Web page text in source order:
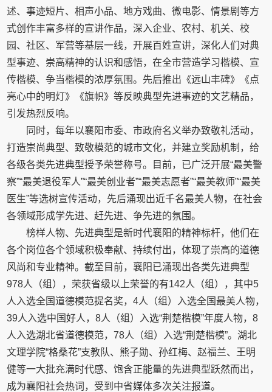
述、事迹短片、相声小品、地方戏曲、微电影、情景剧等方
式创作丰富多样的宣讲作品，深入企业、农村、机关、校
园、社区、军营等基层一线，开展百姓宣讲，深化人们对典
型事迹、崇高精神的认识和感悟，在全市营造学习楷模、宣
传楷模、争当楷模的浓厚氛围。先后推出《远山丰碑》《点
亮心中的明灯》《旗帜》等反映典型先进事迹的文艺精品，
引发热烈反响。
同时，每年以襄阳市委、市政府名义举办致敬礼活动，
打造崇尚典型、致敬模范的城市文化，并建立奖励机制，给
各级各类先进典型授予荣誉称号。目前，已广泛开展“最美警
察”“最美退役军人”“最美创业者”“最美志愿者”“最美教师”“最美
医生”等选树宣传活动，先后涌现出近千名最美人物，在社会
各领域形成学先进、赶先进、争先进的氛围。
榜样人物、先进典型是新时代襄阳的精神标杆，他们在
各个岗位各个领域积极奉献、持续付出，体现了崇高的道德
风尚和专业精神。截至目前，襄阳已涌现出各类先进典型
978人（组），荣获省级以上荣誉的有142人（组），其中5
人入选全国道德模范提名奖，4人（组）入选全国最美人物，
39人入选中国好人，8人（组）入选“荆楚楷模”年度人物，8
人入选湖北省道德模范，78人（组）入选“荆楚楷模”。湖北
文理学院“格桑花”支教队、熊子勋、孙红梅、赵福兰、王明
健等一大批充满时代感、饱含正能量的先进典型跃然而出，
成为襄阳社会热词，受到中省媒体多次关注报道。